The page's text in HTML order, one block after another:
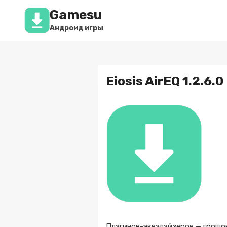
Перейти
содержимому
Gamesu
Андроид игры
Eiosis AirEQ 1.2.6.0